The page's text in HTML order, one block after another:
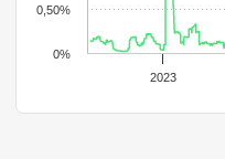
2023
0%
0,50%